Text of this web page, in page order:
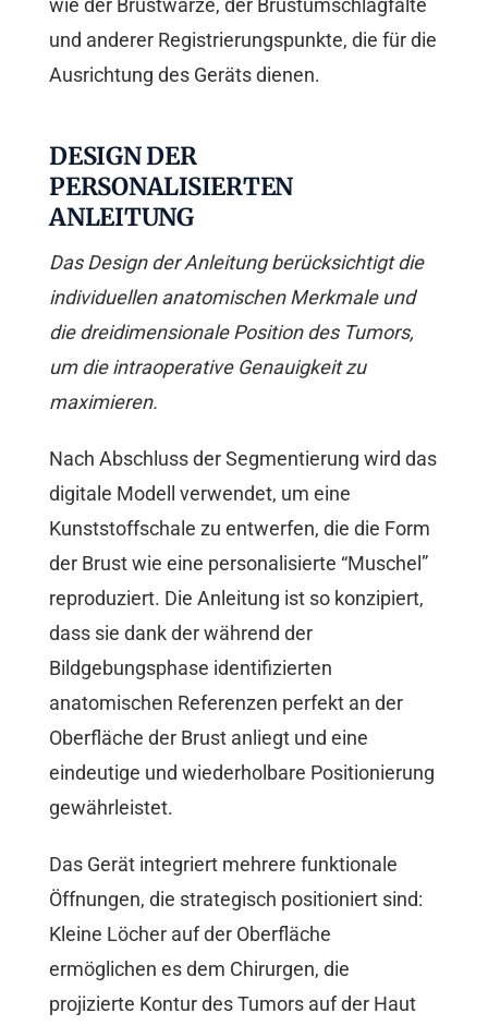
und anderer Registrierungspunkte, die für die
Ausrichtung des Geräts dienen.
DESIGN DER
PERSONALISIERTEN
ANLEITUNG
Das Design der Anleitung berücksichtigt die
individuellen anatomischen Merkmale und
die dreidimensionale Position des Tumors,
um die intraoperative Genauigkeit zu
maximieren.
Nach Abschluss der Segmentierung wird das
digitale Modell verwendet, um eine
Kunststoffschale zu entwerfen, die die Form
der Brust wie eine personalisierte “Muschel”
reproduziert. Die Anleitung ist so konzipiert,
dass sie dank der während der
Bildgebungsphase identifizierten
anatomischen Referenzen perfekt an der
Oberfläche der Brust anliegt und eine
eindeutige und wiederholbare Positionierung
gewährleistet.
Das Gerät integriert mehrere funktionale
Öffnungen, die strategisch positioniert sind:
Kleine Löcher auf der Oberfläche
ermöglichen es dem Chirurgen, die
projizierte Kontur des Tumors auf der Haut